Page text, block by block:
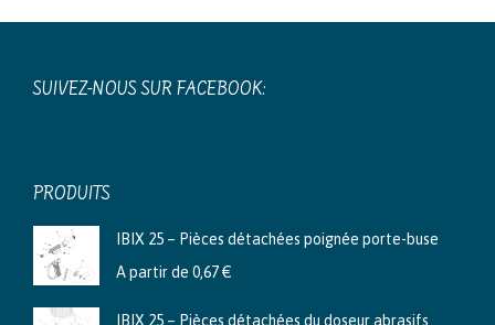
SUIVEZ-NOUS SUR FACEBOOK:
PRODUITS
IBIX 25 – Pièces détachées poignée porte-buse
A partir de 0,67€
IBIX 25 – Pièces détachées du doseur abrasifs